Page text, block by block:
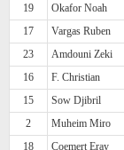
19
Okafor Noah
17
Vargas Ruben
23
Amdouni Zeki
16
F. Christian
15
Sow Djibril
2
Muheim Miro
18
Coemert Eray